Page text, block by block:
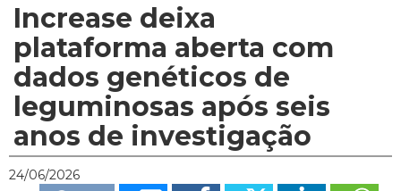
Increase deixa
plataforma aberta com
dados genéticos de
leguminosas após seis
anos de investigação
24/06/2026